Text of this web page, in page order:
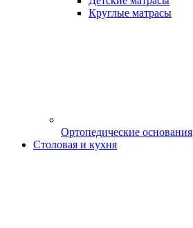
Круглые матрасы
Ортопедические основания
Столовая и кухня